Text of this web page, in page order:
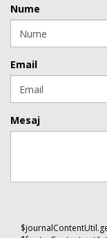
Nume
Email
Mesaj